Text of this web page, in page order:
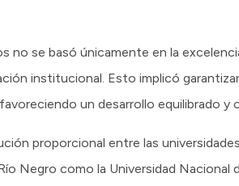
no se basó únicamente en la
institucional. Esto implicó
un desarrollo equilibrado
proporcional entre las
Negro como la Universidad